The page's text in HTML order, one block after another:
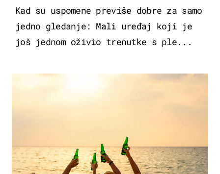
Kad su uspomene previše dobre za samo
jedno gledanje: Mali uređaj koji je
još jednom oživio trenutke s ple...